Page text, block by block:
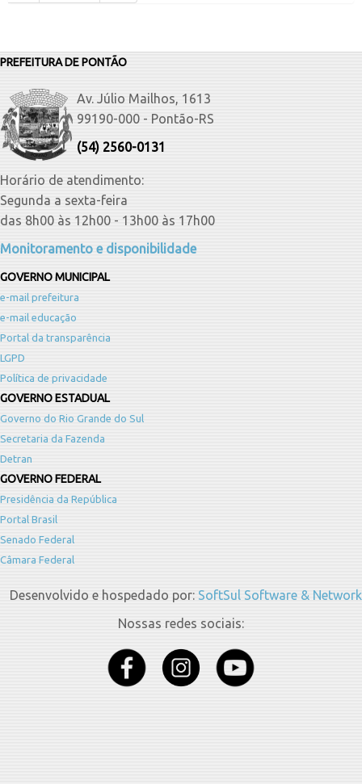
PREFEITURA DE PONTÃO
Av. Júlio Mailhos, 1613
99190-000 - Pontão-RS
(54) 2560-0131
Horário de atendimento:
Segunda a sexta-feira
das 8h00 às 12h00 - 13h00 às 17h00
Monitoramento e disponibilidade
GOVERNO MUNICIPAL
e-mail prefeitura
e-mail educação
Portal da transparência
LGPD
Política de privacidade
GOVERNO ESTADUAL
Governo do Rio Grande do Sul
Secretaria da Fazenda
Detran
GOVERNO FEDERAL
Presidência da República
Portal Brasil
Senado Federal
Câmara Federal
Desenvolvido e hospedado por: SoftSul Software & Network
Nossas redes sociais: